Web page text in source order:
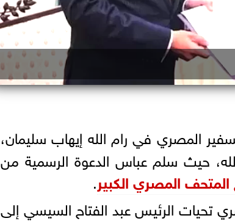
المصري في رام الله إيهاب سليمان،
حيث سلم عباس الدعوة الرسمية من
المتحف المصري الكبير.
تحيات الرئيس عبد الفتاح السيسي إلى